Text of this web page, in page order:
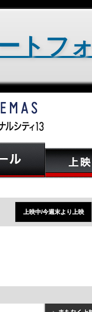
上映中/今週末より上映